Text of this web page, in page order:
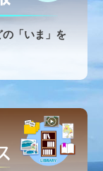
「いま」を